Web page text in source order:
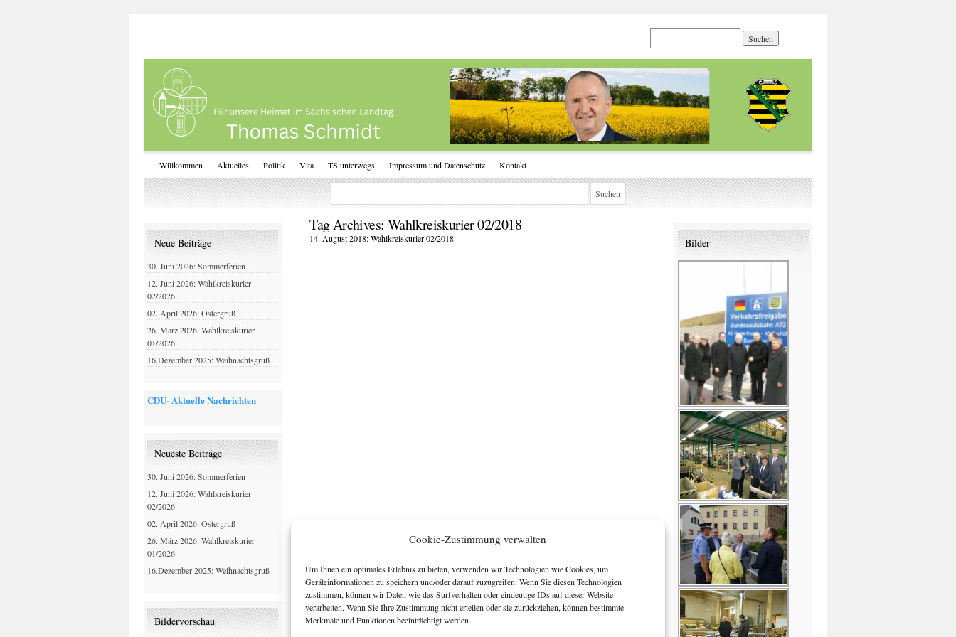
Cookie-Zustimmung verwalten
Um Ihnen ein optimales Erlebnis zu bieten, verwenden wir Technologien wie Cookies, um
Geräteinformationen zu speichern und/oder darauf zuzugreifen. Wenn Sie diesen Technologien
zustimmen, können wir Daten wie das Surfverhalten oder eindeutige IDs auf dieser Website
verarbeiten. Wenn Sie Ihre Zustimmung nicht erteilen oder sie zurückziehen, können bestimmte
Merkmale und Funktionen beeinträchtigt werden.
Willkommen Aktuelles Politik Vita TS unterwegs Impressum und Datenschutz Kontakt
Tag Archives: Wahlkreiskurier 02/2018
14. August 2018: Wahlkreiskurier 02/2018
Neue Beiträge
30. Juni 2026: Sommerferien
12. Juni 2026: Wahlkreiskurier
02/2026
02. April 2026: Ostergruß
26. März 2026: Wahlkreiskurier
01/2026
16.Dezember 2025: Weihnachtsgruß
CDU- Aktuelle Nachrichten
Neueste Beiträge
30. Juni 2026: Sommerferien
12. Juni 2026: Wahlkreiskurier
02/2026
02. April 2026: Ostergruß
26. März 2026: Wahlkreiskurier
01/2026
16.Dezember 2025: Weihnachtsgruß
Bildervorschau
Bilder